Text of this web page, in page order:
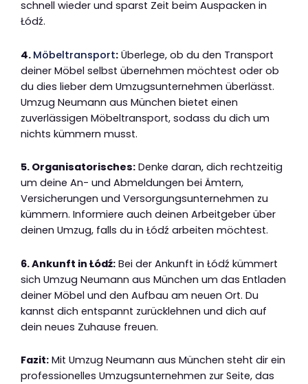
schnell wieder und sparst Zeit beim Auspacken in
Łódź.
4. Möbeltransport: Überlege, ob du den Transport
deiner Möbel selbst übernehmen möchtest oder ob
du dies lieber dem Umzugsunternehmen überlässt.
Umzug Neumann aus München bietet einen
zuverlässigen Möbeltransport, sodass du dich um
nichts kümmern musst.
5. Organisatorisches: Denke daran, dich rechtzeitig
um deine An- und Abmeldungen bei Ämtern,
Versicherungen und Versorgungsunternehmen zu
kümmern. Informiere auch deinen Arbeitgeber über
deinen Umzug, falls du in Łódź arbeiten möchtest.
6. Ankunft in Łódź: Bei der Ankunft in Łódź kümmert
sich Umzug Neumann aus München um das Entladen
deiner Möbel und den Aufbau am neuen Ort. Du
kannst dich entspannt zurücklehnen und dich auf
dein neues Zuhause freuen.
Fazit: Mit Umzug Neumann aus München steht dir ein
professionelles Umzugsunternehmen zur Seite, das